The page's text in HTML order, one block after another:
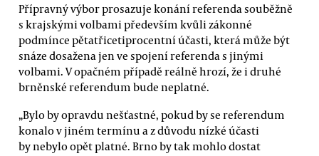
Přípravný výbor prosazuje konání referenda souběžně
s krajskými volbami především kvůli zákonné
podmínce pětatřicetiprocentní účasti, která může být
snáze dosažena jen ve spojení referenda s jinými
volbami. V opačném případě reálně hrozí, že i druhé
brněnské referendum bude neplatné.
„Bylo by opravdu nešťastné, pokud by se referendum
konalo v jiném termínu a z důvodu nízké účasti
by nebylo opět platné. Brno by tak mohlo dostat